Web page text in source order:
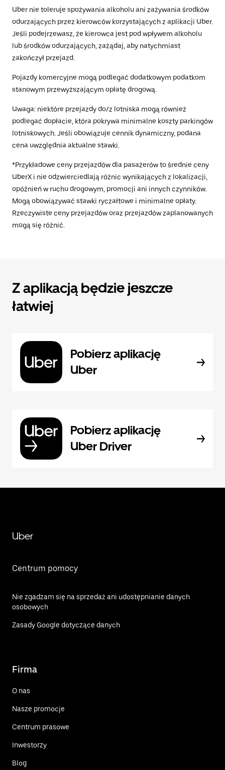
Uber nie toleruje spożywania alkoholu ani zażywania środków
odurzających przez kierowców korzystających z aplikacji Uber.
Jeśli podejrzewasz, że kierowca jest pod wpływem alkoholu
lub środków odurzających, zażądaj, aby natychmiast
zakończył przejazd.
Pojazdy komercyjne mogą podlegać dodatkowym podatkom
stanowym przewyższającym opłatę drogową.
Uwaga: niektóre przejazdy do/z lotniska mogą również
podlegać dopłacie, która pokrywa minimalne koszty parkingów
lotniskowych. Jeśli obowiązuje cennik dynamiczny, podana
cena uwzględnia aktualne stawki.
*Przykładowe ceny przejazdów dla pasażerów to średnie ceny
UberX i nie odzwierciedlają różnic wynikających z lokalizacji,
opóźnień w ruchu drogowym, promocji ani innych czynników.
Mogą obowiązywać stawki ryczałtowe i minimalne opłaty.
Rzeczywiste ceny przejazdów oraz przejazdów zaplanowanych
mogą się różnić.
Z aplikacją będzie jeszcze
łatwiej
Pobierz aplikację
Uber
Pobierz aplikację
Uber Driver
Uber
Centrum pomocy
Nie zgadzam się na sprzedaż ani udostępnianie danych
osobowych
Zasady Google dotyczące danych
Firma
O nas
Nasze promocje
Centrum prasowe
Inwestorzy
Blog